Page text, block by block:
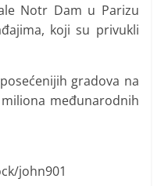
Notr Dam u Parizu
koji su privukli
gradova na
međunarodnih
john901